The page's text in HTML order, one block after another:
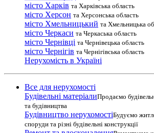
місто Харків та Харківська область
місто Херсон та Херсонська область
місто Хмельницький та Хмельницька
місто Черкаси та Черкаська область
місто Чернівці та Чернівецька область
місто Чернігів та Чернігівська область
Нерухомість в Україні
Все для нерухомості
Будівельні матеріалиПродаємо
та будівництва
Будівництво нерухомостіБудуємо
споруди та різні будівельні конструкції